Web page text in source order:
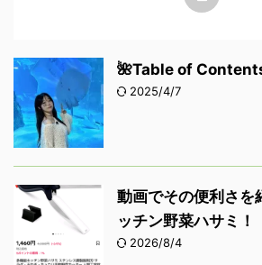
🌺Table of
2025/4/7
動画でその便利さ
ッチン野菜ハサミ
2026/8/4